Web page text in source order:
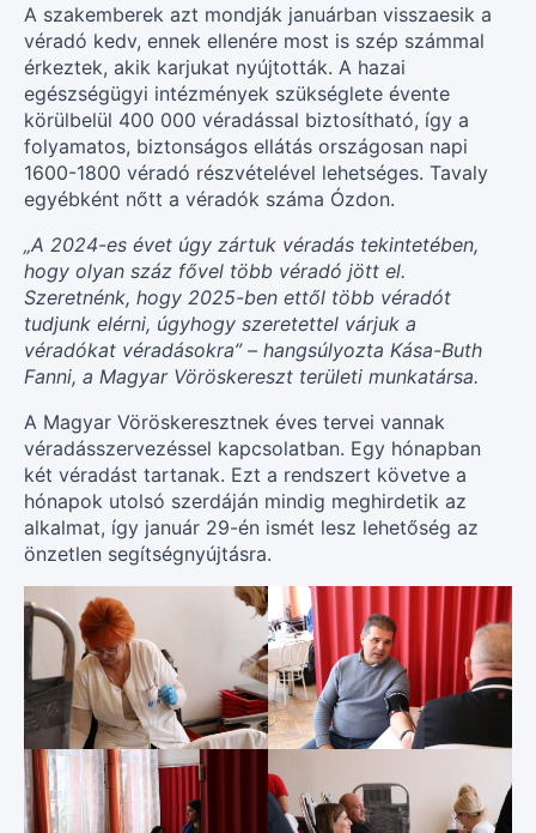
A szakemberek azt mondják januárban visszaesik a
véradó kedv, ennek ellenére most is szép számmal
érkeztek, akik karjukat nyújtották. A hazai
egészségügyi intézmények szükséglete évente
körülbelül 400 000 véradással biztosítható, így a
folyamatos, biztonságos ellátás országosan napi
1600-1800 véradó részvételével lehetséges. Tavaly
egyébként nőtt a véradók száma Ózdon.
„A 2024-es évet úgy zártuk véradás tekintetében,
hogy olyan száz fővel több véradó jött el.
Szeretnénk, hogy 2025-ben ettől több véradót
tudjunk elérni, úgyhogy szeretettel várjuk a
véradókat véradásokra” – hangsúlyozta Kása-Buth
Fanni, a Magyar Vöröskereszt területi munkatársa.
A Magyar Vöröskeresztnek éves tervei vannak
véradásszervezéssel kapcsolatban. Egy hónapban
két véradást tartanak. Ezt a rendszert követve a
hónapok utolsó szerdáján mindig meghirdetik az
alkalmat, így január 29-én ismét lesz lehetőség az
önzetlen segítségnyújtásra.